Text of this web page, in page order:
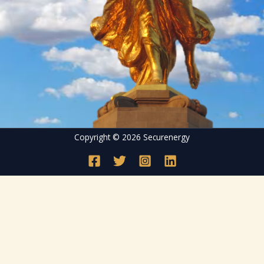
Copyright © 2026 Securenergy